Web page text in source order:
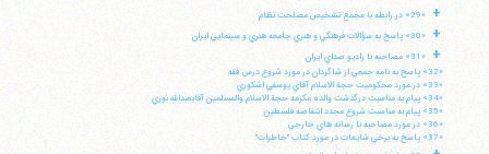
+ «29» در رابطه با مجمع تشخيص مصلحت نظام
+ «30» پاسخ به سؤالات فرهنگي و هنري جامعه هنري و سينمايي ايران
+
«31» مصاحبه با راديو صداي ايران
«32» پاسخ به نامه جمعي از شاگردان در مورد شروع درس فقه
«33» در مورد محكوميت حجة الاسلام آقاي يوسفي اشكوري
«34» پيام به مناسبت درگذشت والده مكرمه حجة الاسلام والمسلمين آقايعبدالله نوري
«35» پيام به مناسبت شروع مجدد انتفاضه فلسطين
«36» در مورد مصاحبه با رسانه هاي خارجي
«37» پاسخ به برخي شايعات در مورد كتاب "خاطرات"